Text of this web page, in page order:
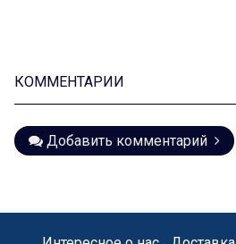
КОММЕНТАРИИ
Добавить комментарий